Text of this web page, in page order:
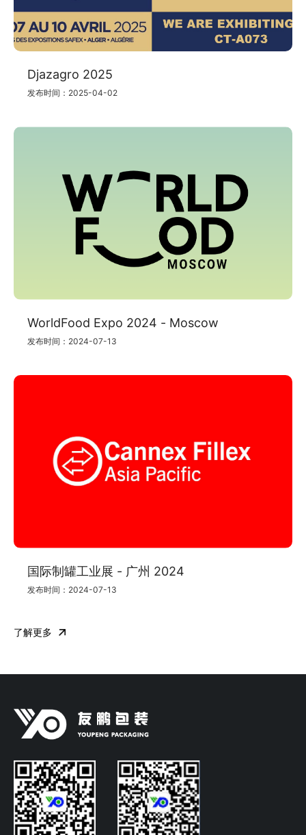
Djazagro 2025
发布时间：2025-04-02
WorldFood Expo 2024 - Moscow
发布时间：2024-07-13
国际制罐工业展 - 广州 2024
发布时间：2024-07-13
了解更多